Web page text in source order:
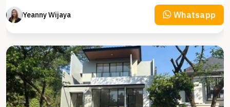
Yeanny Wijaya Whatsapp